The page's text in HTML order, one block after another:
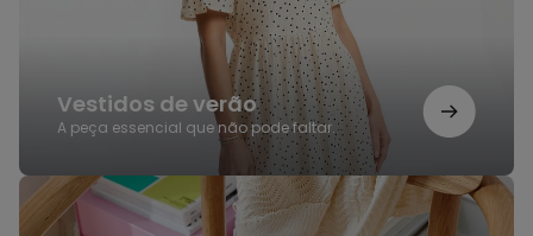
Vestidos de verão
A peça essencial que não pode faltar.
Sandálias